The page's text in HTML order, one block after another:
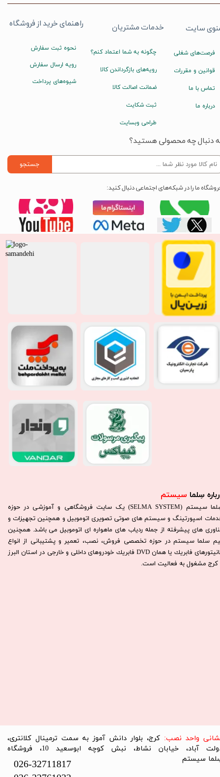
سِلما سیستم​​​​​​​
سِلما سيستم (SELMA SYSTEM) یک سایت فروشگاهی و آموزشی در حوزه
اسپورتینگ و سیستم های صوتی تصویری اتوموبیل و همچنین تجهیزات و
های پیشرفته از جمله ردیاب های ماهواره ای اتوموبیل می باشد. همچنين
سلما سيستم در حوزه تخصصی فروش، نصب، تعمير و پشتيبانی از انواع
مانيتورهای فابريك يا همان DVD فابريك خودروهای داخلی و خارجی در استان البرز
كرج مشغول به فعاليت است.​​​​​​​
راهنمای خرید از فروشگاه
نحوه ثبت سفارش
رویه ارسال سفارش
شیوه‌های پرداخت
خدمات مشتریان
چگونه به شما اعتماد کنم؟
رویه‌های بازگرداندن کالا
ضمانت اصالت کالا
ثبت شکایت
طراحی وبسایت
سایت
فرصت‌های شغلی
قوانین و مقررات
تماس با ما
درباره ما
دنبال چه محصولی هستید؟
جستجو
ما را در شبکه‌های اجتماعی دنبال کنید:
واحد نصب: کرج، بلوار دانش آموز به سمت ترمینال کلانتری،
دولت آباد، خیابان نشاط، نبش کوچه ابوسعید 10، فروشگاه
سیستم​​​​​​​
026-32711817